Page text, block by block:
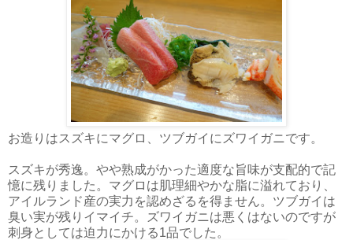
お造りはスズキにマグロ、ツブガイにズワイガニです。
スズキが秀逸。やや熟成がかった適度な旨味が支配的で記
憶に残りました。マグロは肌理細やかな脂に溢れており、
アイルランド産の実力を認めざるを得ません。ツブガイは
臭い実が残りイマイチ。ズワイガニは悪くはないのですが
刺身としては迫力にかける1品でした。